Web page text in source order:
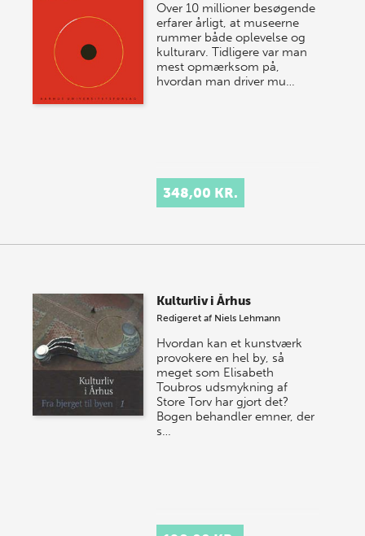
Over 10 millioner besøgende
erfarer årligt, at museerne
rummer både oplevelse og
kulturarv. Tidligere var man
mest opmærksom på,
hvordan man driver mu…
348,00 KR.
Kulturliv i Århus
Redigeret af Niels Lehmann
Hvordan kan et kunstværk
provokere en hel by, så
meget som Elisabeth
Toubros udsmyk­ning af
Store Torv har gjort det?
Bogen behandler emner, der
s…